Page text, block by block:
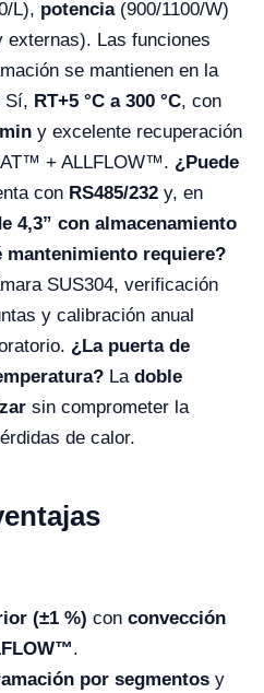
L), potencia(900/1100/W)
Las funciones
se mantienen en la
Sí, RT+5 °C a 300 °C, con
y excelente recuperación
+ ALLFLOW™. ¿Puede
con RS485/232 y, en
4,3” con almacenamiento
mantenimiento requiere?
SUS304, verificación
y calibración anual
¿La puerta de
La doble
sin comprometer la
de calor.
(±1 %) con convección
.
por segmentos y